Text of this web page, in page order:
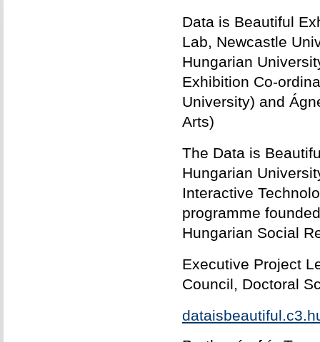
Data is Beautiful
Lab, Newcastle
Hungarian
Exhibition Co-
University) and
Arts)
The Data is
Hungarian
Interactive
programme
Hungarian Social
Executive Project
Council, Doctoral